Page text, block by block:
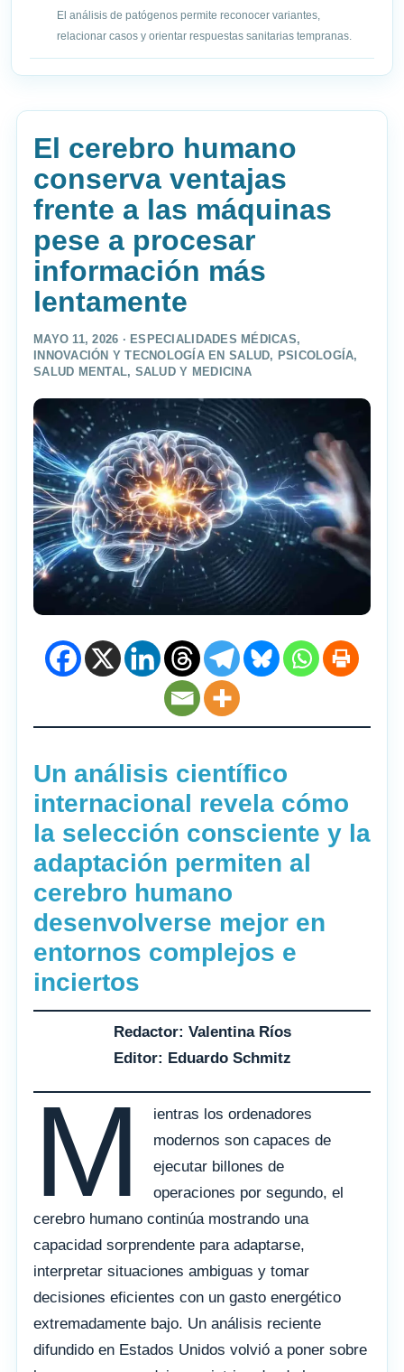
El análisis de patógenos permite reconocer variantes,
relacionar casos y orientar respuestas sanitarias tempranas.
El cerebro humano
conserva ventajas
frente a las máquinas
pese a procesar
información más
lentamente
MAYO 11, 2026 · ESPECIALIDADES MÉDICAS,
INNOVACIÓN Y TECNOLOGÍA EN SALUD, PSICOLOGÍA,
SALUD MENTAL, SALUD Y MEDICINA
Un análisis científico
internacional revela cómo
la selección consciente y la
adaptación permiten al
cerebro humano
desenvolverse mejor en
entornos complejos e
inciertos
Redactor: Valentina Ríos
Editor: Eduardo Schmitz
M
ientras los ordenadores
modernos son capaces de
ejecutar billones de
operaciones por segundo, el
cerebro humano continúa mostrando una
capacidad sorprendente para adaptarse,
interpretar situaciones ambiguas y tomar
decisiones eficientes con un gasto energético
extremadamente bajo. Un análisis reciente
difundido en Estados Unidos volvió a poner sobre